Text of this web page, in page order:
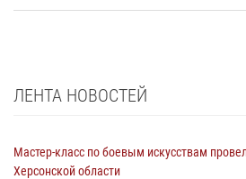
ЛЕНТА НОВОСТЕЙ
Мастер-класс по боевым искусствам
Херсонской области